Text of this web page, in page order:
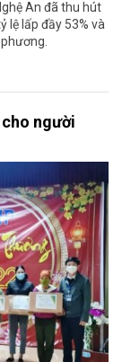
An đã thu hút
lệ lấp đầy 53% và
người